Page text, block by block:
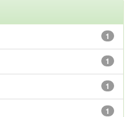
1
1
1
1